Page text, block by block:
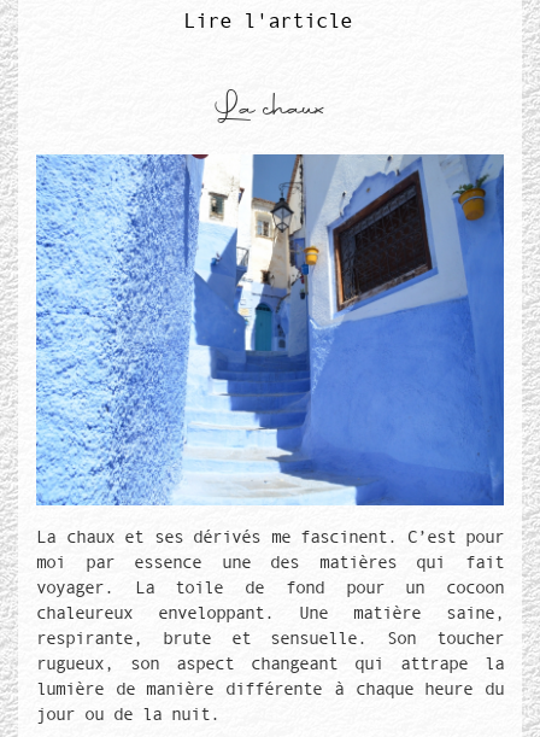
Lire l'article
La chaux
Média de couverture
Texte de couverture
La chaux et ses dérivés me fascinent. C’est pour
moi par essence une des matières qui fait
voyager. La toile de fond pour un cocoon
chaleureux enveloppant. Une matière saine,
respirante, brute et sensuelle. Son toucher
rugueux, son aspect changeant qui attrape la
lumière de manière différente à chaque heure du
jour ou de la nuit.